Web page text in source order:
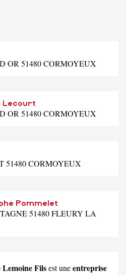
OR 51480 CORMOYEUX
Lecourt
OR 51480 CORMOYEUX
51480 CORMOYEUX
Pommelet
51480 FLEURY LA
Lemoine Filsest uneentreprise